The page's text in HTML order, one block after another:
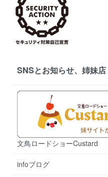
SNSとお知らせ、姉妹店
文鳥ロードショーCustard
infoブログ